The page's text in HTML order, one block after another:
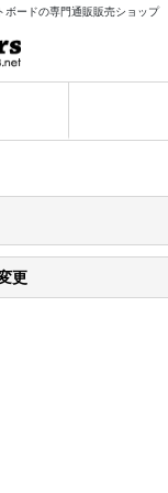
ボードの専門通販販売ショップ
更